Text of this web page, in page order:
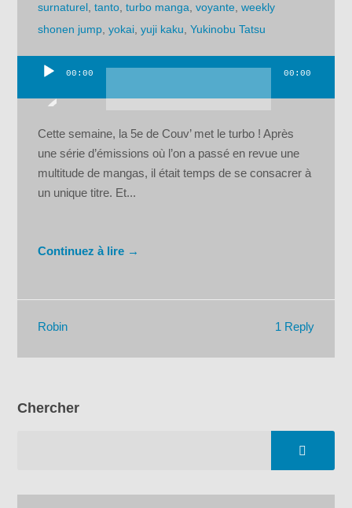
surnaturel ,tanto ,turbo manga ,voyante ,weekly
shonen jump ,yokai ,yuji kaku ,Yukinobu Tatsu
00:00 00:00
Cette semaine, la 5e de Couv’ met le turbo ! Après
une série d’émissions où l’on a passé en revue une
multitude de mangas, il était temps de se consacrer à
un unique titre. Et...
Continuez à lire →
1 Reply
Robin
Chercher